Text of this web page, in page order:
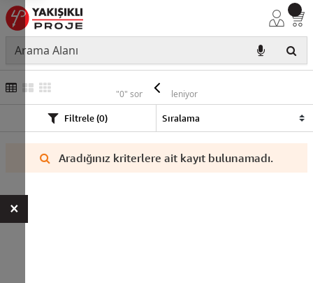
NYY
"0" sonuç listeleniyor
Filtrele (0)
Aradığınız kriterlere ait kayıt bulunamadı.
×